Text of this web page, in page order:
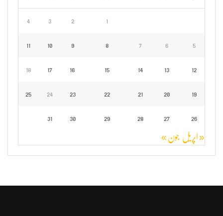
1
2
3
4
5
6
7
8
9
10
11
12
13
14
15
16
17
18
19
20
21
22
23
24
25
26
27
28
29
30
31
« اپریل جون »